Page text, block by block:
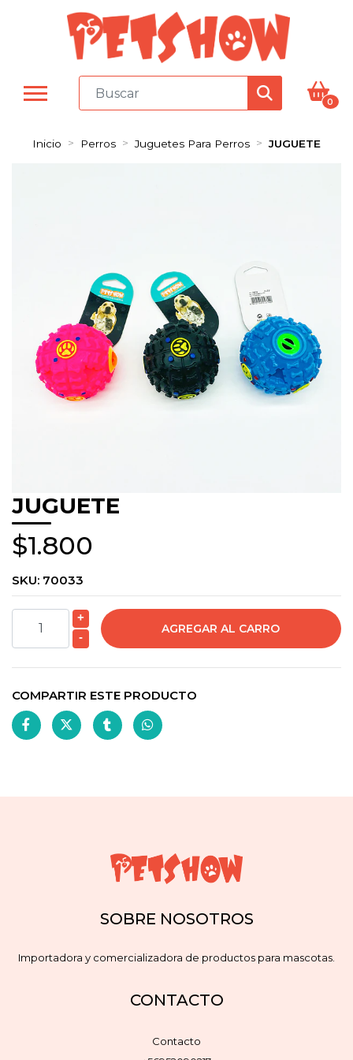
0
Inicio Perros Juguetes Para Perros JUGUETE
JUGUETE
$1.800
SKU: 70033
+
-
COMPARTIR ESTE PRODUCTO
SOBRE NOSOTROS
Importadora y comercializadora de productos para mascotas.
CONTACTO
Contacto